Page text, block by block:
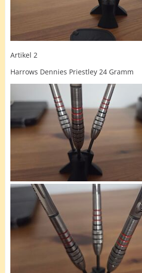
Artikel 2
Harrows Dennies Priestley 24 Gramm